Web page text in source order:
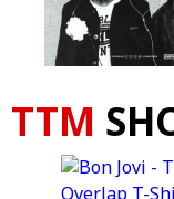
TTM